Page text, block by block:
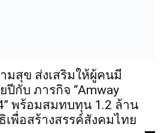
มสุข ส่งเสริมให้ผู้คนมี
กับ ภารกิจ “Amway
พร้อมสมทบทุน 1.2 ล้าน
พื่อสร้างสรรค์สังคมไทย